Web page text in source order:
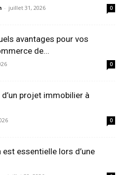
- juillet 31, 2026 0
avantages pour vos
de...
0
projet immobilier à
0
essentielle lors d’une